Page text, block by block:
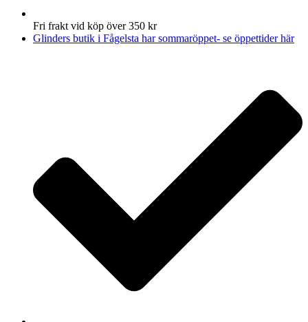
Fri frakt vid köp över 350 kr
Glinders butik i Fågelsta har sommaröppet- se öppettider här